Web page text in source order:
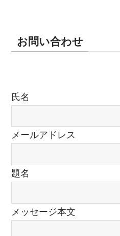
お問い合わせ
氏名
メールアドレス
題名
メッセージ本文